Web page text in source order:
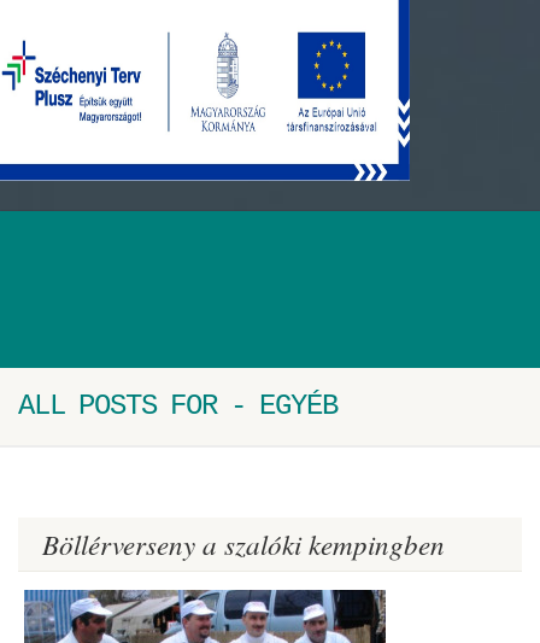
ALL POSTS FOR - EGYÉB
Böllérverseny a szalóki kempingben